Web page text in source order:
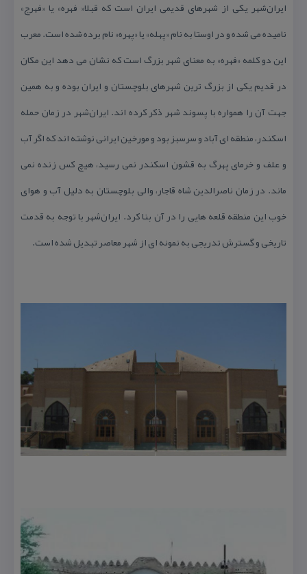
ایران‌شهر یكی از شهرهای قدیمی ایران است كه قبلا« فهره» یا «فهرج»
نامیده می شده و در اوستا به نام «پهله» یا «پهره» نام برده شده است. معرب
این دو كلمه «فهره» به معنای شهر بزرگ است كه نشان می دهد این مكان
در قدیم یكی از بزرگ ترین شهرهای بلوچستان و ایران بوده و به همین
جهت آن را همواره با پسوند شهر ذكر كرده اند. ایران‌شهر در زمان حمله
اسكندر، منطقه ای آباد و سرسبز بود و مورخین ایرانی نوشته اند كه اگر آب
و علف و خرمای پهرگ به قشون اسكندر نمی رسید، هیچ كس زنده نمی
ماند. در زمان ناصرالدین شاه قاجار، والی بلوچستان به دلیل آب و هوای
خوب این منطقه قلعه هایی را در آن بنا كرد. ایران‌شهر با توجه به قدمت
تاریخی و گسترش تدریجی به نمونه ای از شهر معاصر تبدیل شده است.